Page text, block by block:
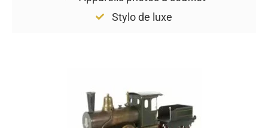
Stylo de luxe